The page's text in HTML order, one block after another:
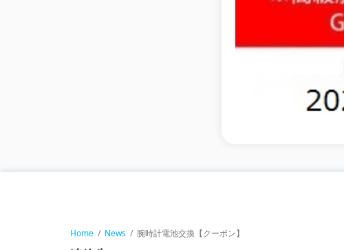
Home / News / 腕時計電池交換【クーポン】